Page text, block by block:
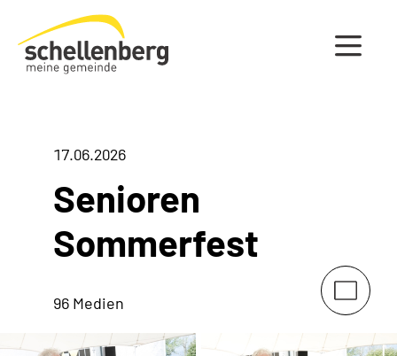
Gemeinde Schellenberg Startseite
17.06.2026
Senioren
Sommerfest
96 Medien